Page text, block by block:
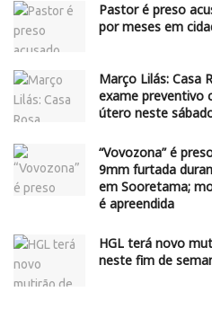
Pastor é preso
por meses em
Março Lilás: Casa
exame preventivo
útero neste
“Vovozona” é
9mm furtada
em Sooretama;
é apreendida
HGL terá novo
neste fim de